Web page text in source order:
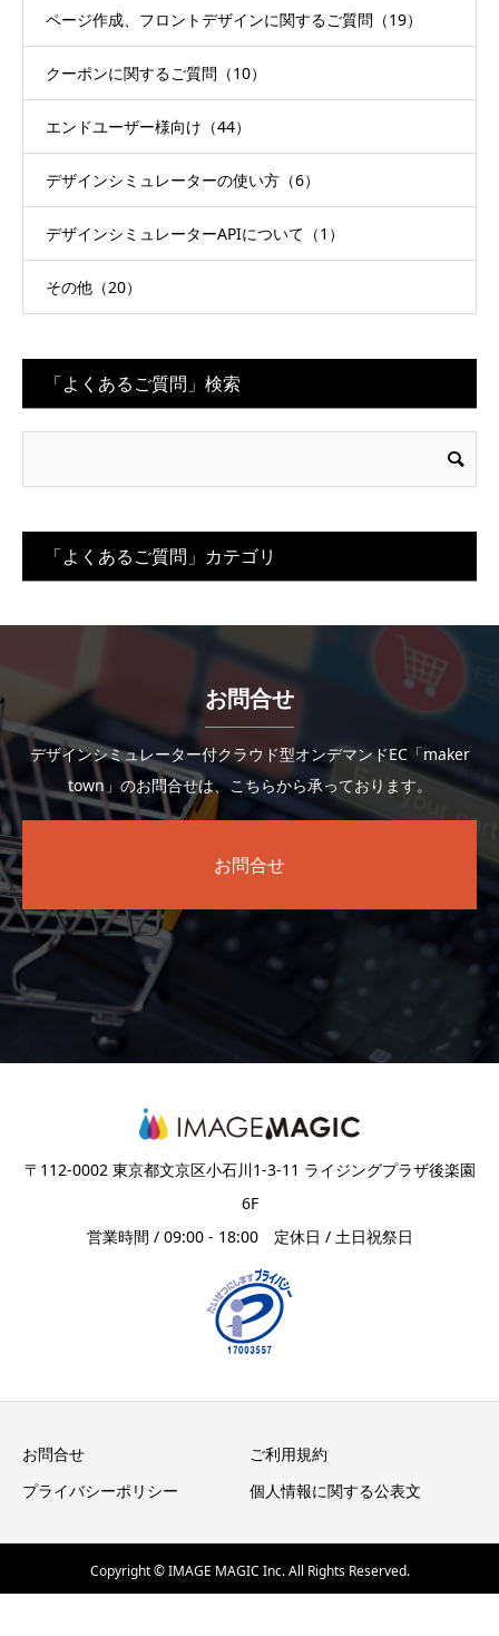
ページ作成、フロントデザインに関するご質問（19）
クーポンに関するご質問（10）
エンドユーザー様向け（44）
デザインシミュレーターの使い方（6）
デザインシミュレーターAPIについて（1）
その他（20）
「よくあるご質問」検索
「よくあるご質問」カテゴリ
お問合せ
デザインシミュレーター付クラウド型オンデマンドEC「maker
town」のお問合せは、こちらから承っております。
お問合せ
〒112-0002 東京都文京区小石川1-3-11 ライジングプラザ後楽園
6F
営業時間 / 09:00 - 18:00 定休日 / 土日祝祭日
お問合せ
ご利用規約
プライバシーポリシー
個人情報に関する公表文
Copyright © IMAGE MAGIC Inc. All Rights Reserved.